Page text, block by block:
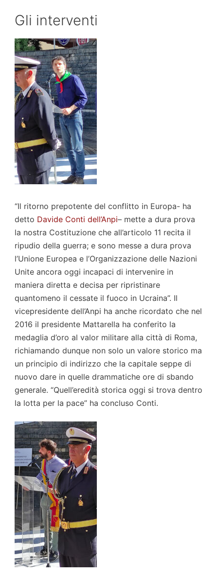
Gli interventi
“Il ritorno prepotente del conflitto in Europa- ha
detto Davide Conti dell’Anpi– mette a dura prova
la nostra Costituzione che all’articolo 11 recita il
ripudio della guerra; e sono messe a dura prova
l’Unione Europea e l’Organizzazione delle Nazioni
Unite ancora oggi incapaci di intervenire in
maniera diretta e decisa per ripristinare
quantomeno il cessate il fuoco in Ucraina”. Il
vicepresidente dell’Anpi ha anche ricordato che nel
2016 il presidente Mattarella ha conferito la
medaglia d’oro al valor militare alla città di Roma,
richiamando dunque non solo un valore storico ma
un principio di indirizzo che la capitale seppe di
nuovo dare in quelle drammatiche ore di sbando
generale. “Quell’eredità storica oggi si trova dentro
la lotta per la pace” ha concluso Conti.